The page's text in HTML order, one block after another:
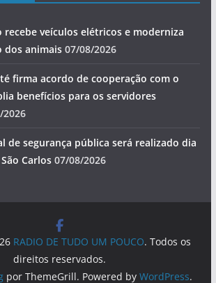
recebe veículos elétricos e moderniza
dos animais 07/08/2026
firma acordo de cooperação com o
benefícios para os servidores
2026
de segurança pública será realizado dia
Carlos 07/08/2026
RADIO DE TUDO UM POUCO. Todos os
direitos reservados.
por ThemeGrill. Powered by WordPress.